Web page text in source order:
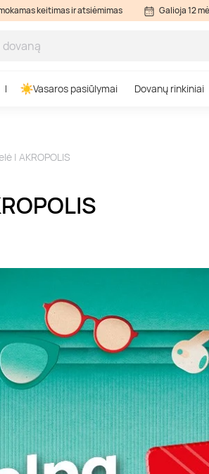
keitimas ir atsiėmimas Galioja 12
Vasaros pasiūlymai Dovanų rinkiniai
| AKROPOLIS